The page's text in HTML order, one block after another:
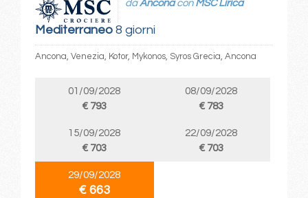
Mediterraneo8 giorni
daAnconacon MSC Lirica
Ancona, Venezia, Kotor, Mykonos, Syros Grecia, Ancona
01/09/2028
€ 793
08/09/2028
€ 783
15/09/2028
€ 703
22/09/2028
€ 703
29/09/2028
€ 663